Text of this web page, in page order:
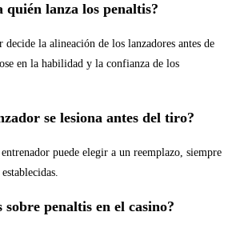
quién lanza los penaltis?
la alineación de los lanzadores antes de
en la habilidad y la confianza de los
se lesiona antes del tiro?
puede elegir a un reemplazo, siempre
sobre penaltis en el casino?